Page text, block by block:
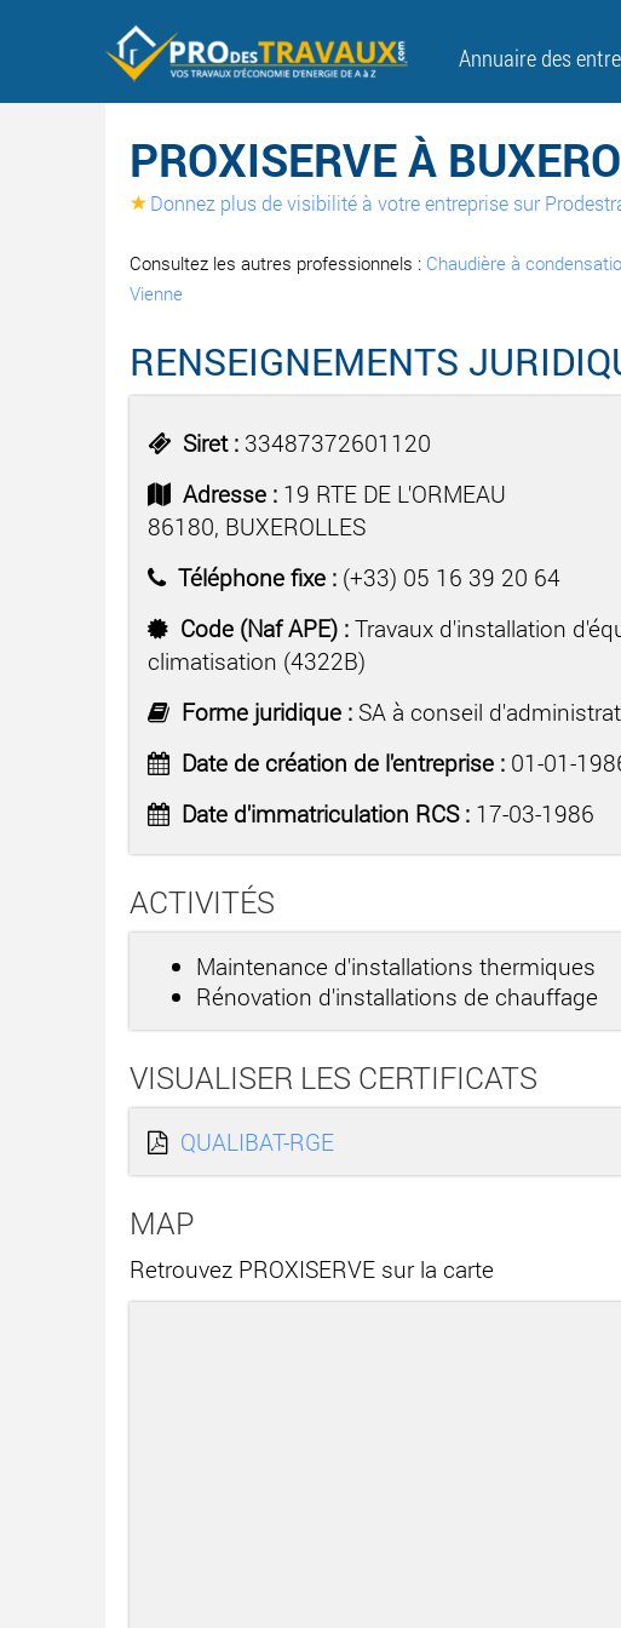
Annuaire des
PROXISERVE À
Donnez plus de visibilité à votre entreprise sur
Consultez les autres professionnels : Chaudière à
Vienne
RENSEIGNEMENTS
Siret : 33487372601120
Adresse : 19 RTE DE L'ORMEAU
86180, BUXEROLLES
Téléphone fixe : (+33) 05 16 39 20 64
Code (Naf APE) : Travaux d'installation
climatisation (4322B)
Forme juridique : SA à conseil
Date de création de l'entreprise : 01-01-
Date d'immatriculation RCS : 17-03-1986
ACTIVITÉS
Maintenance d'installations thermiques
Rénovation d'installations de chauffage
VISUALISER LES CERTIFICATS
QUALIBAT-RGE
MAP
Retrouvez PROXISERVE sur la carte